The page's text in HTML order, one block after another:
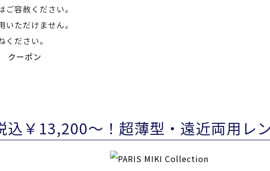
容赦ください。
ただけません。
ださい。
￥13,200～！超薄型・遠近両用レ